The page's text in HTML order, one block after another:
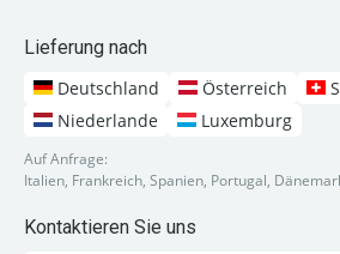
Lieferung nach
Deutschland
Österreich
Niederlande
Luxemburg
Auf Anfrage:
Italien, Frankreich, Spanien, Portugal,
Kontaktieren Sie uns